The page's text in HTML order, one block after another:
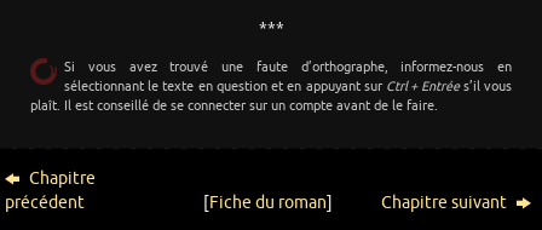
***
Si vous avez trouvé une faute d’orthographe, informez-nous en
sélectionnant le texte en question et en appuyant sur Ctrl + Entrées’il vous
plaît. Il est conseillé de se connecter sur un compte avant de le faire.
Chapitre
précédent
[Fiche du roman] Chapitre suivant